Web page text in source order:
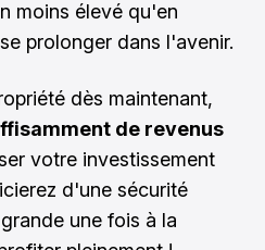
moins élevé qu'en
prolonger dans l'avenir.
dès maintenant,
de revenus
votre investissement
d'une sécurité
une fois à la